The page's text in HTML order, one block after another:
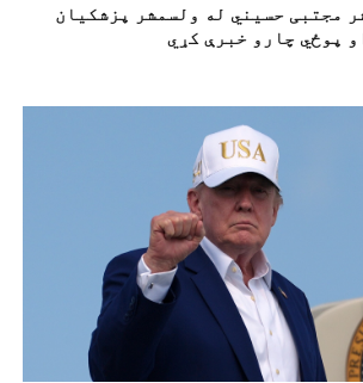
مجتبی حسیني له ولسمشر پزشکيان
پوځي چارو خبرې کړي